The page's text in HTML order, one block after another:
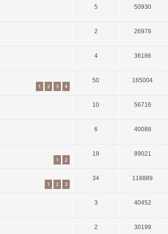
5 50930
2 26978
4 36186
1 2 3 4
50 165004
10 56716
6 40088
1 2
19 89021
1 2 3
34 118889
3 40452
2 30199